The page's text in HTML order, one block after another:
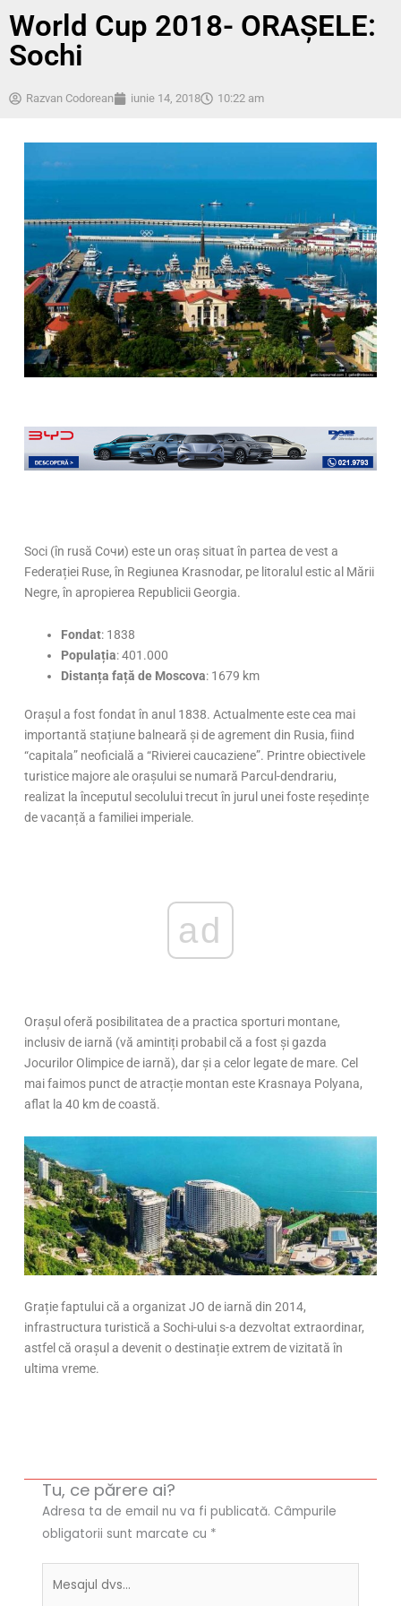
World Cup 2018- ORAȘELE:
Sochi
Razvan Codorean iunie 14, 2018 10:22 am
Soci (în rusă Сочи) este un oraș situat în partea de vest a
Federației Ruse, în Regiunea Krasnodar, pe litoralul estic al Mării
Negre, în apropierea Republicii Georgia.
Fondat: 1838
Populația: 401.000
Distanța față de Moscova: 1679 km
Orașul a fost fondat în anul 1838. Actualmente este cea mai
importantă stațiune balneară și de agrement din Rusia, fiind
“capitala” neoficială a “Rivierei caucaziene”. Printre obiectivele
turistice majore ale orașului se numară Parcul-dendrariu,
realizat la începutul secolului trecut în jurul unei foste reședințe
de vacanță a familiei imperiale.
ad
Orașul oferă posibilitatea de a practica sporturi montane,
inclusiv de iarnă (vă amintiți probabil că a fost și gazda
Jocurilor Olimpice de iarnă), dar și a celor legate de mare. Cel
mai faimos punct de atracție montan este Krasnaya Polyana,
aflat la 40 km de coastă.
Grație faptului că a organizat JO de iarnă din 2014,
infrastructura turistică a Sochi-ului s-a dezvoltat extraordinar,
astfel că orașul a devenit o destinație extrem de vizitată în
ultima vreme.
Tu, ce părere ai?
Adresa ta de email nu va fi publicată. Câmpurile
obligatorii sunt marcate cu *